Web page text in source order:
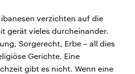
verzichten auf die
gerät vieles durcheinander.
Sorgerecht, Erbe – all dies
Gerichte. Eine
gibt es nicht. Wenn eine